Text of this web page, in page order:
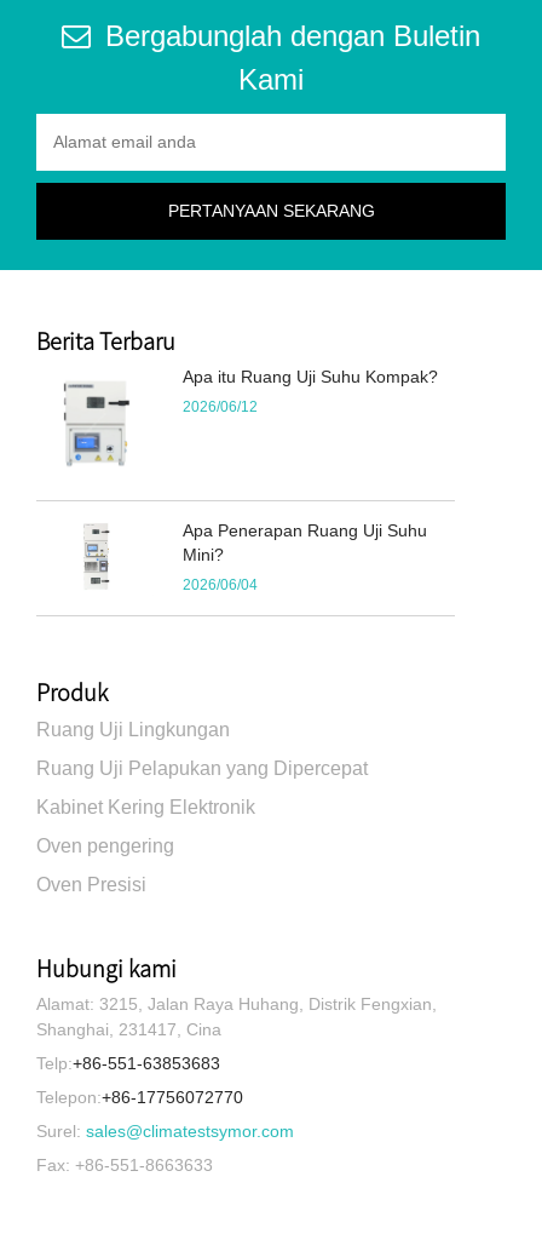
Bergabunglah dengan Buletin
Kami
Berita Terbaru
Apa itu Ruang Uji Suhu Kompak?
2026/06/12
Apa Penerapan Ruang Uji Suhu
Mini?
2026/06/04
Produk
Ruang Uji Lingkungan
Ruang Uji Pelapukan yang Dipercepat
Kabinet Kering Elektronik
Oven pengering
Oven Presisi
Hubungi kami
Alamat: 3215, Jalan Raya Huhang, Distrik Fengxian,
Shanghai, 231417, Cina
Telp:+86-551-63853683
Telepon:+86-17756072770
Surel: sales@climatestsymor.com
Fax: +86-551-8663633